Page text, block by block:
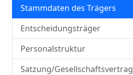
Stammdaten des Trägers
Entscheidungsträger
Personalstruktur
Satzung/Gesellschaftsvertrag